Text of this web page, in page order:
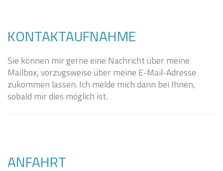
KONTAKTAUFNAHME
Sie können mir gerne eine Nachricht über meine
Mailbox, vorzugsweise über meine E-Mail-Adresse
zukommen lassen. Ich melde mich dann bei Ihnen,
sobald mir dies möglich ist.
ANFAHRT